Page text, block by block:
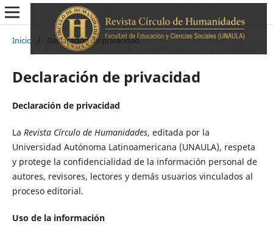
Inicio / Declaración de privacidad
Declaración de privacidad
Declaración de privacidad
La Revista Círculo de Humanidades, editada por la
Universidad Autónoma Latinoamericana (UNAULA), respeta
y protege la confidencialidad de la información personal de
autores, revisores, lectores y demás usuarios vinculados al
proceso editorial.
Uso de la información